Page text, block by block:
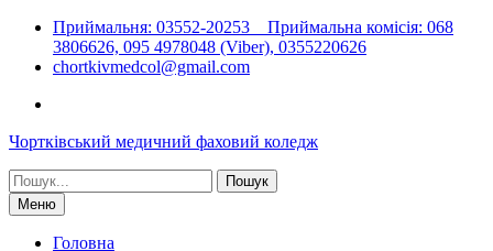
Перейти
вмісту
Приймальня: 03552-20253 Приймальна комісія: 068
3806626, 095 4978048 (Viber), 0355220626
chortkivmedcol@gmail.com
Чортківський медичний фаховий коледж
Шукати:
Меню
Головна